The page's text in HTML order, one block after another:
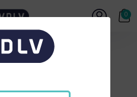
0
Endura Apex - Innokin